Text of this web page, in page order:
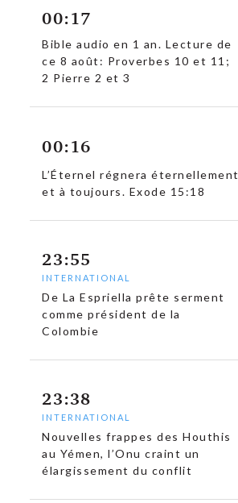
00:17
Bible audio en 1 an. Lecture de
ce 8 août: Proverbes 10 et 11;
2 Pierre 2 et 3
00:16
L’Éternel régnera éternellement
et à toujours. Exode 15:18
23:55
INTERNATIONAL
De La Espriella prête serment
comme président de la
Colombie
23:38
INTERNATIONAL
Nouvelles frappes des Houthis
au Yémen, l’Onu craint un
élargissement du conflit